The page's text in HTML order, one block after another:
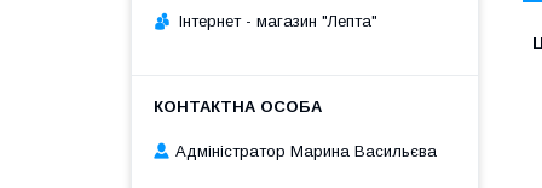
Iнтернет - магазин "Лепта"
Адміністратор Марина Васильєва